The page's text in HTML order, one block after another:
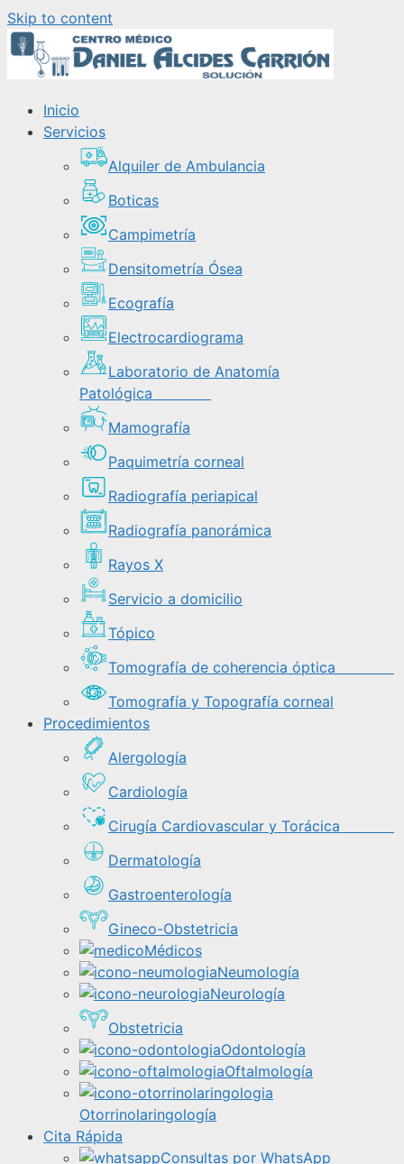
Skip to content
Inicio
Servicios
Alquiler de Ambulancia
Boticas
Campimetría
Densitometría Ósea
Ecografía
Electrocardiograma
Laboratorio de Anatomía
Patológica
Mamografía
Paquimetría corneal
Radiografía periapical
Radiografía panorámica
Rayos X
Servicio a domicilio
Tópico
Tomografía de coherencia óptica
Tomografía y Topografía corneal
Procedimientos
Alergología
Cardiología
Cirugía Cardiovascular y Torácica
Dermatología
Gastroenterología
Gineco-Obstetricia
Médicos
Neumología
Neurología
Obstetricia
Odontología
Oftalmología
Otorrinolaringología
Cita Rápida
Consultas por WhatsApp